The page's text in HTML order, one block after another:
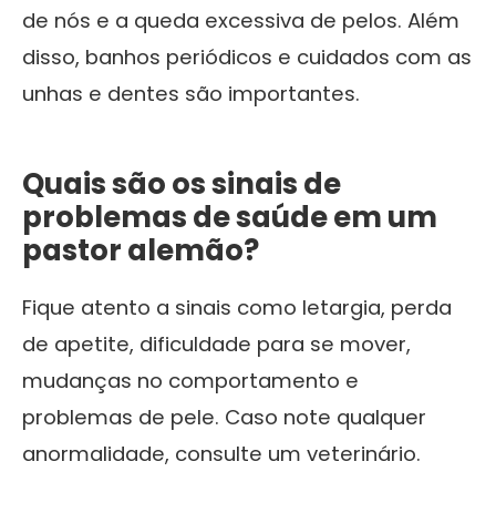
de nós e a queda excessiva de pelos. Além
disso, banhos periódicos e cuidados com as
unhas e dentes são importantes.
Quais são os sinais de
problemas de saúde em um
pastor alemão?
Fique atento a sinais como letargia, perda
de apetite, dificuldade para se mover,
mudanças no comportamento e
problemas de pele. Caso note qualquer
anormalidade, consulte um veterinário.